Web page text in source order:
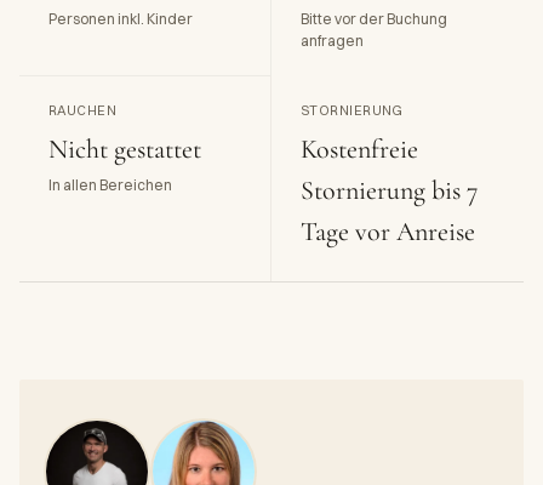
Personen inkl. Kinder
Bitte vor der Buchung
anfragen
RAUCHEN
Nicht gestattet
In allen Bereichen
STORNIERUNG
Kostenfreie
Stornierung bis 7
Tage vor Anreise